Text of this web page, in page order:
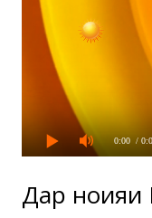
0:00 /
Дар